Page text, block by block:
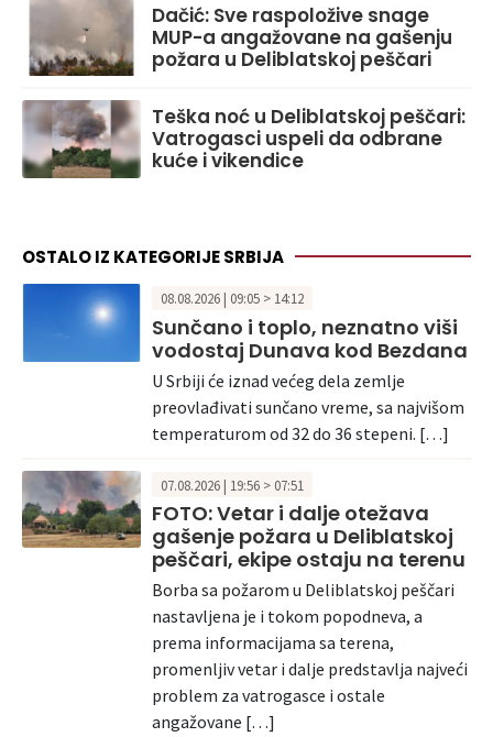
Dačić: Sve raspoložive snage
MUP-a angažovane na gašenju
požara u Deliblatskoj peščari
Teška noć u Deliblatskoj peščari:
Vatrogasci uspeli da odbrane
kuće i vikendice
OSTALO IZ KATEGORIJE SRBIJA
08.08.2026 | 09:05 > 14:12
Sunčano i toplo, neznatno viši
vodostaj Dunava kod Bezdana
U Srbiji će iznad većeg dela zemlje
preovlađivati sunčano vreme, sa najvišom
temperaturom od 32 do 36 stepeni. […]
07.08.2026 | 19:56 > 07:51
FOTO: Vetar i dalje otežava
gašenje požara u Deliblatskoj
peščari, ekipe ostaju na terenu
Borba sa požarom u Deliblatskoj peščari
nastavljena je i tokom popodneva, a
prema informacijama sa terena,
promenljiv vetar i dalje predstavlja najveći
problem za vatrogasce i ostale
angažovane […]